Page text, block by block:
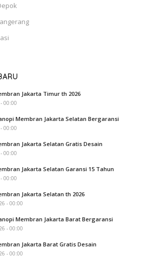
Jakarta Timur th 2026
00:00
Membran Jakarta Selatan Bergaransi
00:00
Jakarta Selatan Gratis Desain
00:00
Jakarta Selatan Garansi 15 Tahun
00:00
Jakarta Selatan th 2026
- 00:00
Membran Jakarta Barat Bergaransi
- 00:00
Jakarta Barat Gratis Desain
- 00:00